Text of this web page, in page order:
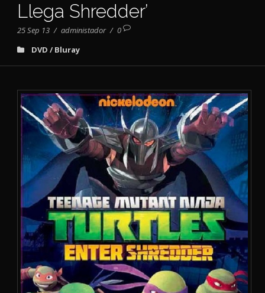
Llega Shredder’
25 Sep 13 / administador / 0
DVD / Bluray